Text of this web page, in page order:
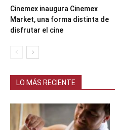
Cinemex inaugura Cinemex
Market, una forma distinta de
disfrutar el cine
LO MÁS RECIENTE